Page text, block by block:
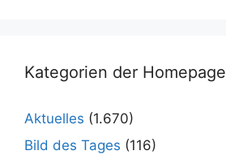
Kategorien der Homepage
Aktuelles (1.670)
Bild des Tages (116)